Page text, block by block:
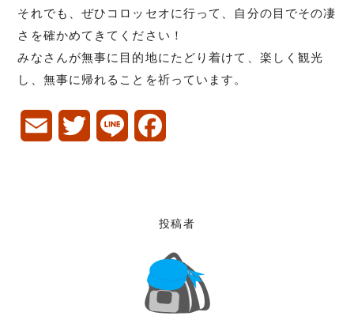
それでも、ぜひコロッセオに行って、自分の目でその凄
さを確かめてきてください！
みなさんが無事に目的地にたどり着けて、楽しく観光
し、無事に帰れることを祈っています。
e
b
o
o
投稿者